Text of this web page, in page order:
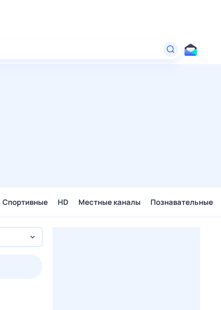
Спортивные HD Местные каналы Познавательные